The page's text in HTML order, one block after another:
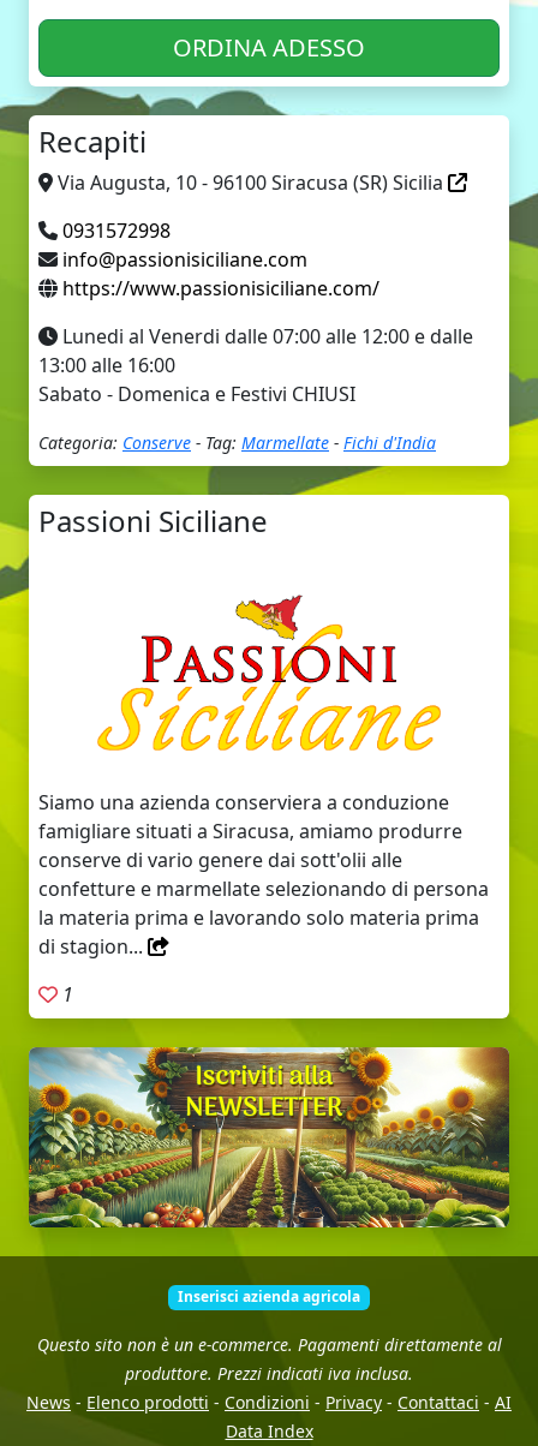
ORDINA ADESSO
Recapiti
Via Augusta, 10 - 96100 Siracusa (SR) Sicilia
0931572998
info@passionisiciliane.com
https://www.passionisiciliane.com/
Lunedi al Venerdi dalle 07:00 alle 12:00 e dalle
13:00 alle 16:00
Sabato - Domenica e Festivi CHIUSI
Categoria: Conserve - Tag: Marmellate - Fichi d'India
Passioni Siciliane
Siamo una azienda conserviera a conduzione
famigliare situati a Siracusa, amiamo produrre
conserve di vario genere dai sott'olii alle
confetture e marmellate selezionando di persona
la materia prima e lavorando solo materia prima
di stagion...
1
Inserisci azienda agricola
Questo sito non è un e-commerce. Pagamenti direttamente al
produttore. Prezzi indicati iva inclusa.
News - Elenco prodotti - Condizioni - Privacy - Contattaci - AI
Data Index